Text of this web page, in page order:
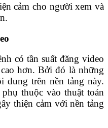
cảm cho người xem và
có tần suất đăng video
hơn. Bởi đó là những
dung trên nền tảng này.
thuộc vào thuật toán
thiện cảm với nền tảng